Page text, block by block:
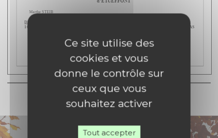
Ce site utilise des
cookies et vous
donne le contrôle sur
ceux que vous
souhaitez activer
Tout accepter